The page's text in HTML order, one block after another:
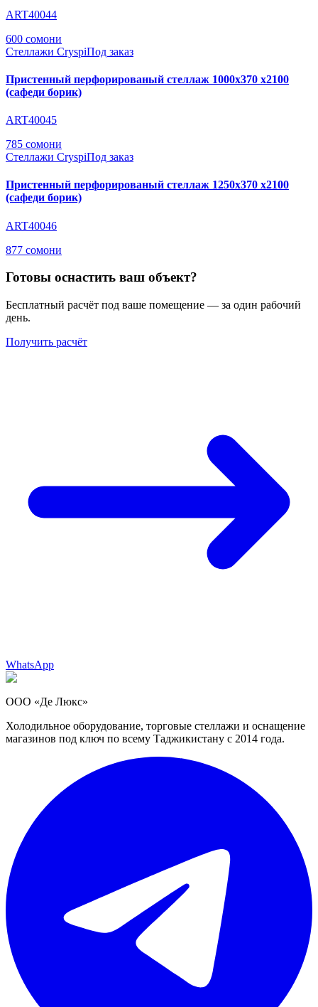
ART40044
600 сомони
Стеллажи CryspiПод заказ
Пристенный перфорированый стеллаж 1000х370 х2100
(сафеди борик)
ART40045
785 сомони
Стеллажи CryspiПод заказ
Пристенный перфорированый стеллаж 1250х370 х2100
(сафеди борик)
ART40046
877 сомони
Готовы оснастить ваш объект?
Бесплатный расчёт под ваше помещение — за один рабочий
день.
Получить расчёт
WhatsApp
ООО «Де Люкс»
Холодильное оборудование, торговые стеллажи и оснащение
магазинов под ключ по всему Таджикистану с 2014 года.